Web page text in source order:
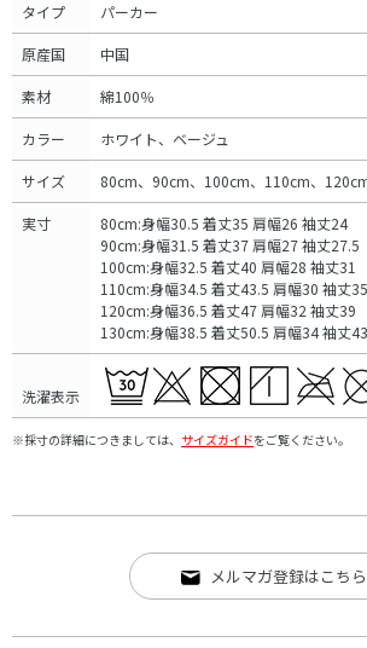
タイプ パーカー
原産国 中国
素材 綿100％
カラー ホワイト、ベージュ
サイズ 80cm、90cm、100cm、110cm、
実寸
80cm:身幅30.5 着丈35 肩幅26 袖丈24
90cm:身幅31.5 着丈37 肩幅27 袖丈27.5
100cm:身幅32.5 着丈40 肩幅28 袖丈31
110cm:身幅34.5 着丈43.5 肩幅30 袖丈35
120cm:身幅36.5 着丈47 肩幅32 袖丈39
130cm:身幅38.5 着丈50.5 肩幅34 袖丈43
洗濯表示
※採寸の詳細につきましては、 サイズガイドをご覧ください。
メルマガ登録はこちら